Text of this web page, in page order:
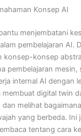
Konsep AI
menjembatani
pembelajaran AI.
konsep-konsep
pembelajaran mesin,
internal AI dengan
membuat digital twin
dan melihat
yang berbeda. Ini
tentang cara